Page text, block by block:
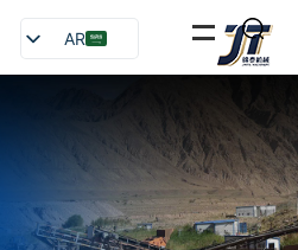
AR
EN